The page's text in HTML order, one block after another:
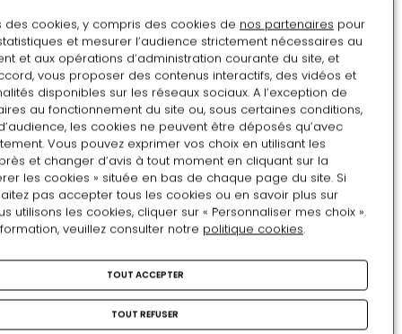
présente toutes les caractéristiques des voitures de
voyage des années 1750-1760 : longs brancards de
caisse et solides soupentes en cuir reliant l’avant et
l’arrière-train. Le prince des Asturies (Ferdinand VII)
s’en servit en 1808 pour fuir l’Espagne napoléonienne
et rejoindre le château de Valençay, propriété de
Talleyrand, qui accueillit l’exilé jusqu’en 1813. La
voiture fut alors jugée très démodée.
Artistes
Anonyme
Espagne, milieu du 18e siècle
Mots-clés :
BERLINE VOYAGE ROI D'ESPAGNE
des cookies, y compris des cookies de nos partenaires pour
et mesurer l’audience strictement nécessaires au
et aux opérations d’administration courante du site, et
vous proposer des contenus interactifs, des vidéos et
disponibles sur les réseaux sociaux. A l’exception de
au fonctionnement du site ou, sous certaines conditions,
les cookies ne peuvent être déposés qu’avec
Vous pouvez exprimer vos choix en utilisant les
et changer d’avis à tout moment en cliquant sur la
les cookies » située en bas de chaque page du site. Si
pas accepter tous les cookies ou en savoir plus sur
utilisons les cookies, cliquer sur « Personnaliser mes choix ».
veuillez consulter notre politique cookies.
TOUT ACCEPTER
TOUT REFUSER